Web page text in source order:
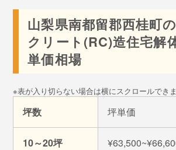
山梨県南都留郡西桂町
クリート(RC)造住宅解
単価相場
坪数 坪単価
10～20坪